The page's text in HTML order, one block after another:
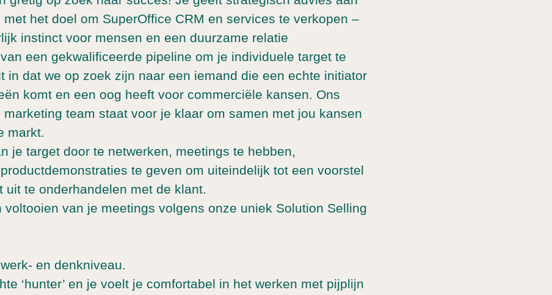
met het doel om SuperOffice CRM en services te verkopen –
instinct voor mensen en een duurzame relatie
een gekwalificeerde pipeline om je individuele target te
in dat we op zoek zijn naar een iemand die een echte initiator
komt en een oog heeft voor commerciële kansen. Ons
marketing team staat voor je klaar om samen met jou kansen
markt.
je target door te netwerken, meetings te hebben,
te geven om uiteindelijk tot een voorstel
uit te onderhandelen met de klant.
voltooien van je meetings volgens onze uniek Solution Selling
en denkniveau.
‘hunter’ en je voelt je comfortabel in het werken met pijplijn